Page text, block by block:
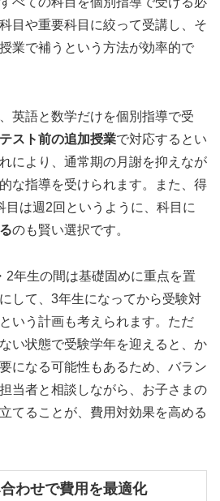
目や重要科目に絞って受講し、そ
業で補うという方法が効率的で
英語と数学だけを個別指導で受
スト前の追加授業で対応するとい
により、通常期の月謝を抑えなが
な指導を受けられます。また、得
目は週2回というように、科目に
のも賢い選択です。
2年生の間は基礎固めに重点を置
して、3年生になってから受験対
いう計画も考えられます。ただ
い状態で受験学年を迎えると、か
になる可能性もあるため、バラン
当者と相談しながら、お子さまの
てることが、費用対効果を高める
わせで費用を最適化